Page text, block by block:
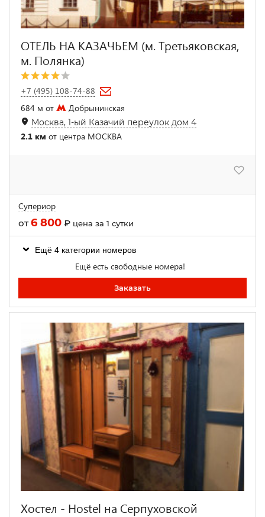
ОТЕЛЬ НА КАЗАЧЬЕМ (м. Третьяковская,
м. Полянка)
+7 (495) 108-74-88
684 м от
Добрынинская
Москва, 1-ый Казачий переулок дом 4
2.1 км от центра МОСКВА
Супериор
от6 800 ₽ цена за 1 сутки
Ещё 4 категории номеров
Ещё есть свободные номера!
Заказать
Хостел - Hostel на Серпуховской